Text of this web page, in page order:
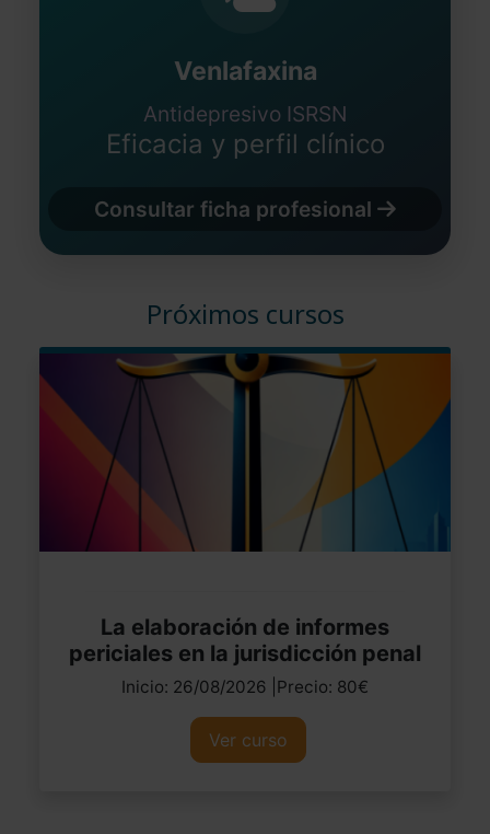
Venlafaxina
Antidepresivo ISRSN
Eficacia y perfil clínico
Consultar ficha profesional
Próximos cursos
La elaboración de informes
periciales en la jurisdicción penal
Inicio: 26/08/2026 |Precio: 80€
Ver curso